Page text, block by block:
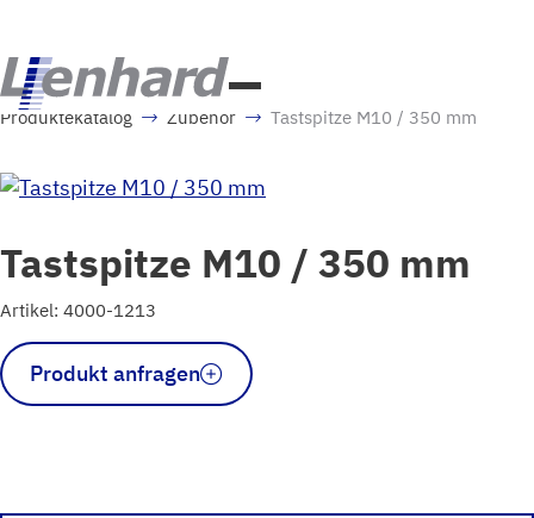
Produktekatalog Zubehör Tastspitze M10 / 350 mm
Tastspitze M10 / 350 mm
Artikel: 4000-1213
Tastspitze
M10Produkt anfragen